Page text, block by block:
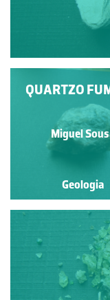
Miguel Sousa
Geologia
QUARTZO
Miguel
Geologia